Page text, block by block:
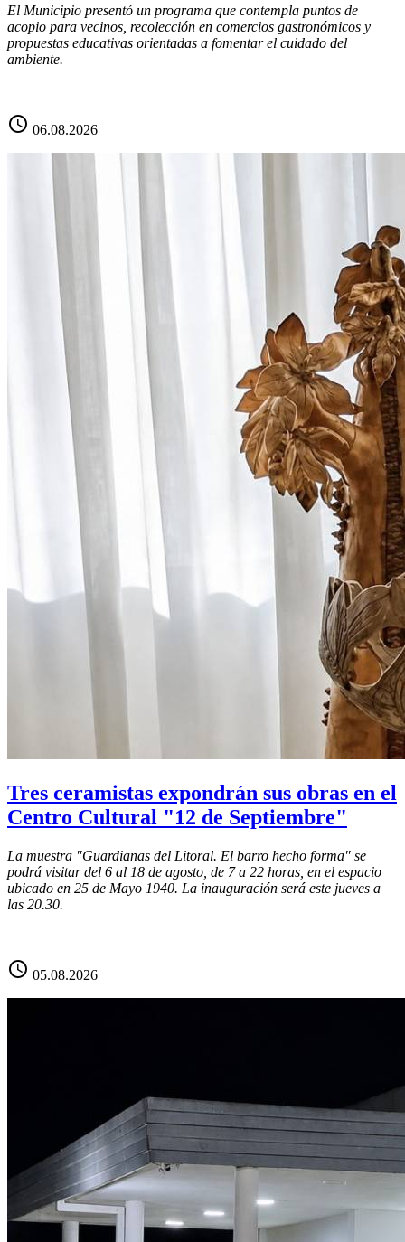
El Municipio presentó un programa que contempla puntos de
acopio para vecinos, recolección en comercios gastronómicos y
propuestas educativas orientadas a fomentar el cuidado del
ambiente.
schedule 06.08.2026
Tres ceramistas expondrán sus obras en el
Centro Cultural "12 de Septiembre"
La muestra "Guardianas del Litoral. El barro hecho forma" se
podrá visitar del 6 al 18 de agosto, de 7 a 22 horas, en el espacio
ubicado en 25 de Mayo 1940. La inauguración será este jueves a
las 20.30.
schedule 05.08.2026